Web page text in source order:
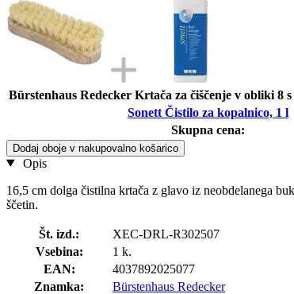
Bürstenhaus Redecker Krtača za čiščenje v obliki 8
Sonett Čistilo za kopalnico, 1 l
Skupna cena:
Dodaj oboje v nakupovalno košarico
Opis
16,5 cm dolga čistilna krtača z glavo iz neobdelanega
ščetin.
Št. izd.:
XEC-DRL-R302507
Vsebina:
1 k.
EAN:
4037892025077
Znamka:
Bürstenhaus Redecker